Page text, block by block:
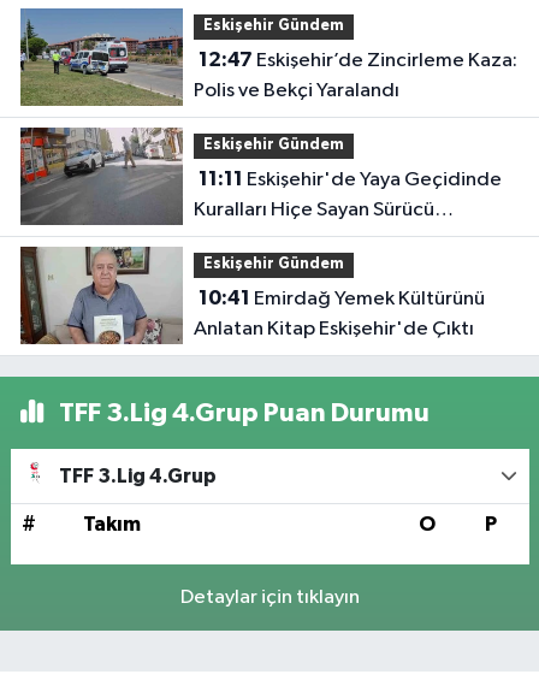
Eskişehir Gündem
12:47
Polis ve Bekçi Yaralandı
Eskişehir Gündem
11:11
Kuralları Hiçe Sayan Sürücü
Kameraya Yansıdı
Eskişehir Gündem
10:41
Anlatan Kitap Eskişehir'de Çıktı
TFF 3.Lig 4.Grup Puan Durumu
TFF 3.Lig 4.Grup
# Takım O P
Detaylar için tıklayın